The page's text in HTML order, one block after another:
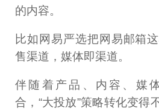
的内容。
比如网易严选把网易邮箱
售渠道，媒体即渠道。
伴随着产品、内容、媒
合，“大投放”策略转化变得